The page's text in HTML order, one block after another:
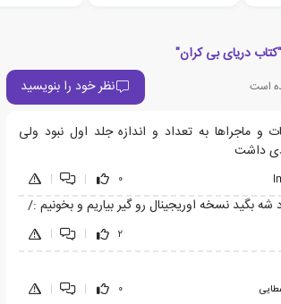
دریای بی کران"
است نظر خود را بنویسید
و ماجراها به تعداد و اندازه جلد اول نبود ولی
داشت
0
|
|
بگید نسخه اوریجینال رو گیر بیاریم و بخونیم :/
2
|
|
0
|
|